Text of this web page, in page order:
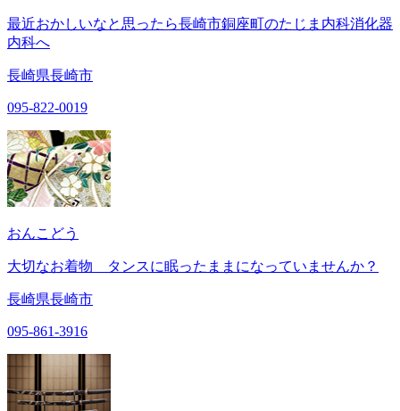
最近おかしいなと思ったら長崎市銅座町のたじま内科消化器
内科へ
長崎県長崎市
095-822-0019
おんこどう
大切なお着物 タンスに眠ったままになっていませんか？
長崎県長崎市
095-861-3916